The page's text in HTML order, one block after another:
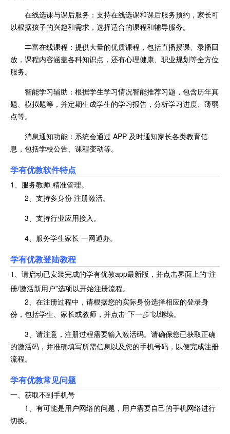
在线选课与课后服务：支持在线选课和课后服务预约，家长可
以根据孩子的兴趣和需求，选择适合的课程和辅导服务。
丰富在线课程：提供大量的优质课程，包括直播授课、录播回
放，课程内容涵盖各科知识点，还有心理健康、职业规划等全方位
服务。
智能学习辅助：根据学生学习情况智能推荐习题，包含历年真
题、模拟题等，并定期生成学生的学习报告，分析学习进度、薄弱
点等。
消息通知功能：系统会通过 APP 及时通知家长各类教育信
息，包括学校公告、课程变动等。
学有优教软件特点
1、服务教师 精准管理。
2、支持多身份 注册激活。
3、支持行业应用接入。
4、服务学生家长 一网通办。
学有优教登陆教程
1、请启动已安装完成的学有优教app最新版，并点击界面上的“注
册/激活新用户”选项以开始注册流程。
2、在注册过程中，请根据您的实际身份选择相应的登录身
份，包括学生、家长或教师，并点击“下一步”以继续。
3、请注意，注册过程需要输入激活码。请确保您已获取正确
的激活码，并准确填写所需信息以及您的手机号码，以便完成注册
流程。
学有优教常见问题
一、获取不到手机号
1、有可能是用户网络的问题，用户需要自己的手机网络进行
切换。